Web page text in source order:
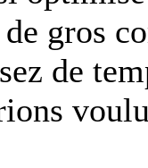
gros
de